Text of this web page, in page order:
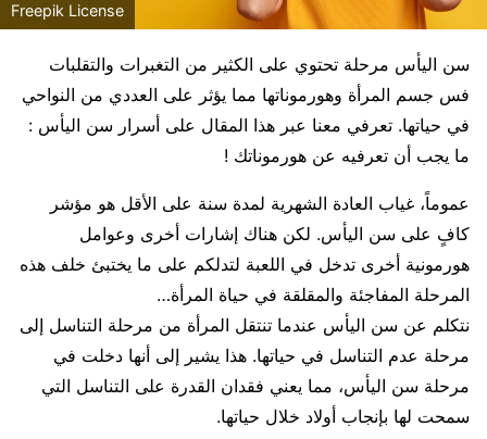
Freepik License
سن اليأس مرحلة تحتوي على الكثير من التغبرات والتقلبات
فس جسم المرأة وهورموناتها مما يؤثر على العددي من النواحي
في حياتها. تعرفي معنا عبر هذا المقال على أسرار سن اليأس :
ما يجب أن تعرفيه عن هورموناتك !
عموماً، غياب العادة الشهرية لمدة سنة على الأقل هو مؤشر
كافٍ على سن اليأس. لكن هناك إشارات أخرى وعوامل
هورمونية أخرى تدخل في اللعبة لتدلكم على ما يختبئ خلف هذه
المرحلة المفاجئة والمقلقة في حياة المرأة…
نتكلم عن سن اليأس عندما تنتقل المرأة من مرحلة التناسل إلى
مرحلة عدم التناسل في حياتها. هذا يشير إلى أنها دخلت في
مرحلة سن اليأس، مما يعني فقدان القدرة على التناسل التي
سمحت لها بإنجاب أولاد خلال حياتها.